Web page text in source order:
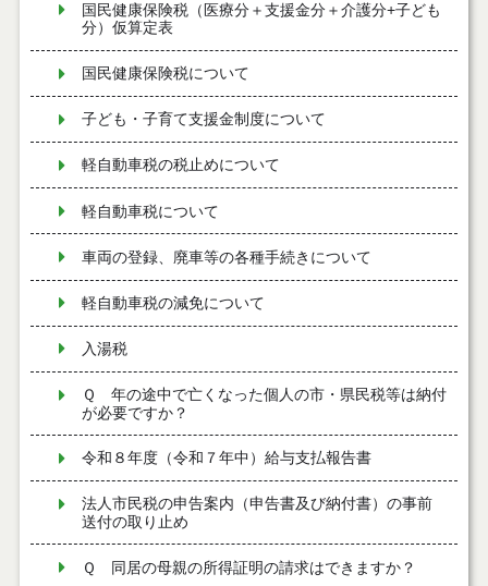
国民健康保険税（医療分＋支援金分＋介護分+子ども
分）仮算定表
国民健康保険税について
子ども・子育て支援金制度について
軽自動車税の税止めについて
軽自動車税について
車両の登録、廃車等の各種手続きについて
軽自動車税の減免について
入湯税
Ｑ 年の途中で亡くなった個人の市・県民税等は納付
が必要ですか？
令和８年度（令和７年中）給与支払報告書
法人市民税の申告案内（申告書及び納付書）の事前
送付の取り止め
Ｑ 同居の母親の所得証明の請求はできますか？